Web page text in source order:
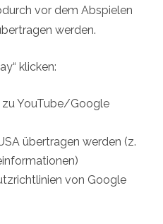
vor dem Abspielen
werden.
klicken:
zu YouTube/Google
übertragen werden (z.
von Google